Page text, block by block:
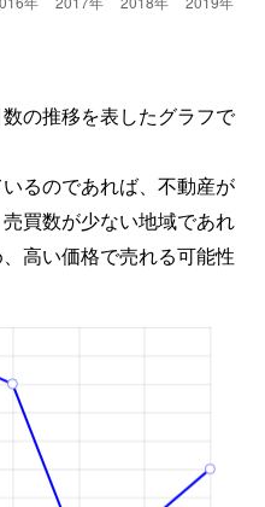
の推移を表したグラフで
るのであれば、不動産が
買数が少ない地域であれ
高い価格で売れる可能性